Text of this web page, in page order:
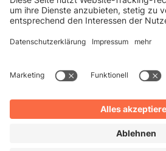
Datenschutz
AGB's